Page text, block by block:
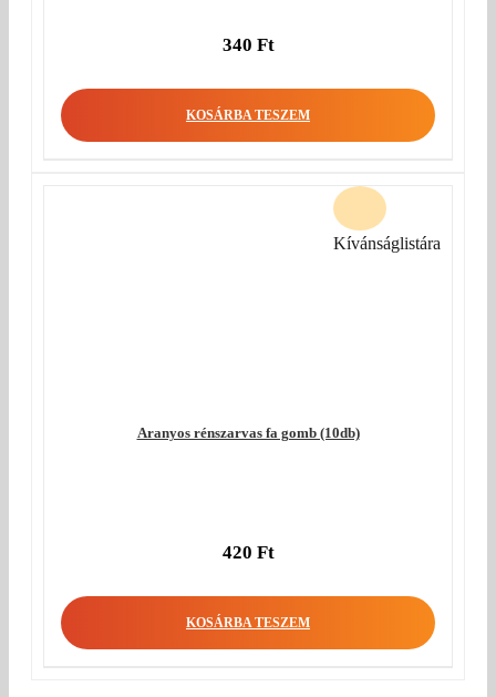
340 Ft
KOSÁRBA TESZEM
Aranyos rénszarvas fa gomb (10db)
420 Ft
KOSÁRBA TESZEM
Kívánságlistára